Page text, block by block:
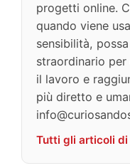
progetti online.
quando viene
sensibilità,
straordinario
il lavoro e
più diretto e
Tutti gli articoli